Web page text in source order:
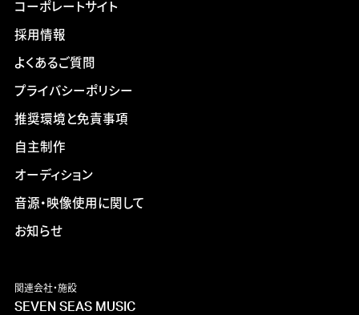
コーポレートサイト
採用情報
よくあるご質問
プライバシーポリシー
推奨環境と免責事項
自主制作
オーディション
音源・映像使用に関して
お知らせ
関連会社・施設
SEVEN SEAS MUSIC